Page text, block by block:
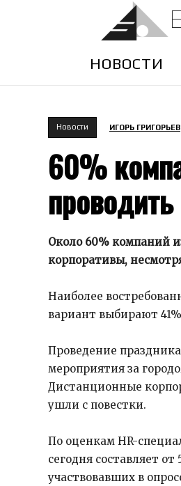
НОВОСТИ
Новости ИГОРЬ ГРИГОРЬЕВ
60%
Около 60% компаний
корпоративы,
Наиболее
вариант выбирают
Проведение
мероприятия за
Дистанционные
ушли с повестки.
По оценкам HR-
сегодня составляет
участвовавших в